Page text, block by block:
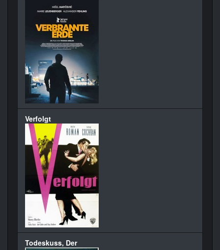
Verfolgt
Todeskuss, Der